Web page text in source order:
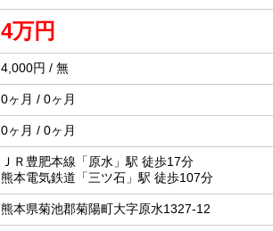
4万円
4,000円 / 無
0ヶ月 / 0ヶ月
0ヶ月 / 0ヶ月
ＪＲ豊肥本線「原水」駅 徒歩17分
熊本電気鉄道「三ツ石」駅 徒歩107分
熊本県菊池郡菊陽町大字原水1327-12